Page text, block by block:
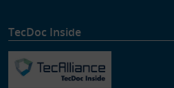
TecDoc Inside